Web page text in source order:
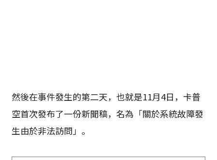
然後在事件發生的第二天，也就是11月4日，卡普
空首次發布了一份新聞稿，名為「關於系統故障發
生由於非法訪問」。